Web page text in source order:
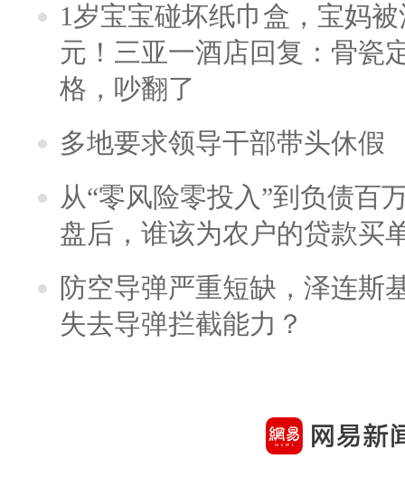
1岁宝宝碰坏纸巾盒，宝妈
元！三亚一酒店回复：骨瓷
格，吵翻了
多地要求领导干部带头休假
从“零风险零投入”到负债百
盘后，谁该为农户的贷款买
防空导弹严重短缺，泽连斯
失去导弹拦截能力？